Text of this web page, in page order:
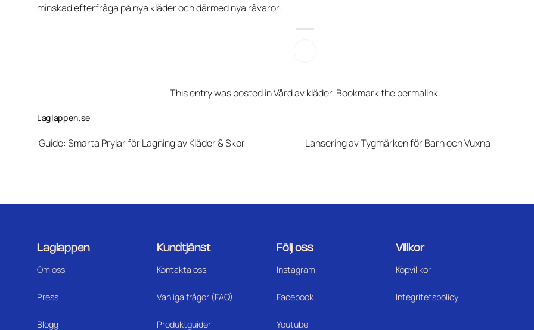
minskad efterfråga på nya kläder och därmed nya råvaror.
This entry was posted inVård av kläder. Bookmark thepermalink.
Laglappen.se
Guide: Smarta Prylar för Lagning av Kläder & Skor Lansering av Tygmärken för Barn och Vuxna
Laglappen
Om oss
Press
Blogg
Kundtjänst
Kontakta oss
Vanliga frågor (FAQ)
Produktguider
Följ oss
Instagram
Facebook
Youtube
Villkor
Köpvillkor
Integritetspolicy